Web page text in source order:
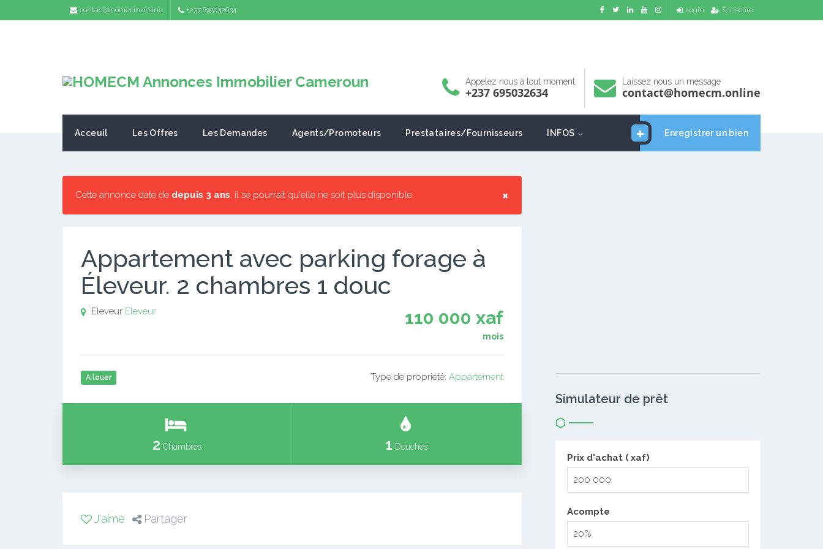
contact@homecm.online +237 695032634 Login S'inscrire
Appelez nous à tout moment
+237 695032634
Laissez nous un message
contact@homecm.online
Enregistrer un bien
Acceuil Les Offres Les Demandes Agents/Promoteurs Prestataires/Fournisseurs INFOS
×
Cette annonce date de depuis 3 ans, il se pourrait qu'elle ne soit plus disponible.
Appartement avec parking forage à
Éleveur. 2 chambres 1 douc
110 000 xaf
mois
Eleveur Eleveur
A louer Type de propriété: Appartement
2 Chambres 1 Douches
J'aime Partager
Simulateur de prêt
Prix d'achat ( xaf)
Acompte